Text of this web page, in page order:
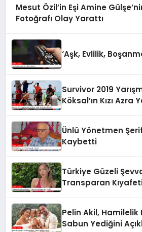
Mesut Özil’in Eşi Amine
Fotoğrafı Olay Yarattı
‘Aşk, Evlilik,
Survivor 2019
Köksal’ın Kızı Azra
Ünlü Yönetmen
Kaybetti
Türkiye Güzeli
Transparan
Pelin Akil,
Sabun Yediğini